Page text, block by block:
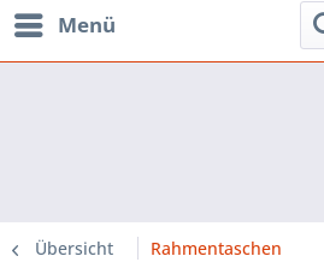
Menü
Übersicht Rahmentaschen